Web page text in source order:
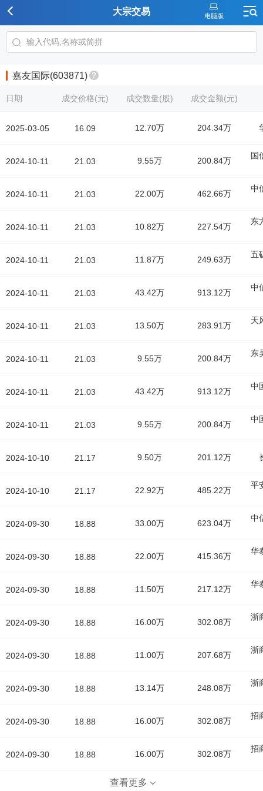
大宗交易
嘉友国际(603871)
日期
2025-03-05
2024-10-11
2024-10-11
2024-10-11
2024-10-11
2024-10-11
2024-10-11
2024-10-11
2024-10-11
2024-10-11
2024-10-10
2024-10-10
2024-09-30
2024-09-30
2024-09-30
2024-09-30
2024-09-30
2024-09-30
2024-09-30
2024-09-30
成交价格(元) 成交数量(股) 成交金额(元)
16.09 12.70万 204.34万
21.03 9.55万 200.84万
国
21.03 22.00万 462.66万
中
21.03 10.82万 227.54万
东
21.03 11.87万 249.63万
五
21.03 43.42万 913.12万
中
21.03 13.50万 283.91万
天
21.03 9.55万 200.84万
东
21.03 43.42万 913.12万
中
21.03 9.55万 200.84万
中
21.17 9.50万 201.12万
21.17 22.92万 485.22万
平
18.88 33.00万 623.04万
中
18.88 22.00万 415.36万
华
18.88 11.50万 217.12万
华
18.88 16.00万 302.08万
浙
18.88 11.00万 207.68万
浙
18.88 13.14万 248.08万
浙
18.88 16.00万 302.08万
招
18.88 16.00万 302.08万
招
查看更多